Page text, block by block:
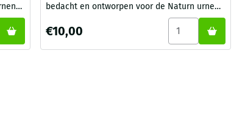
voor Naturn urn in Walnoothout (75mm)
bedacht en ontworpen voor de Naturn urnen
van natuurvriendelijk kurk , gecombineerd
met een Naturn urn geeft dit een prachtige
Prijs: 10,00
€10,00 Aantal kiezen